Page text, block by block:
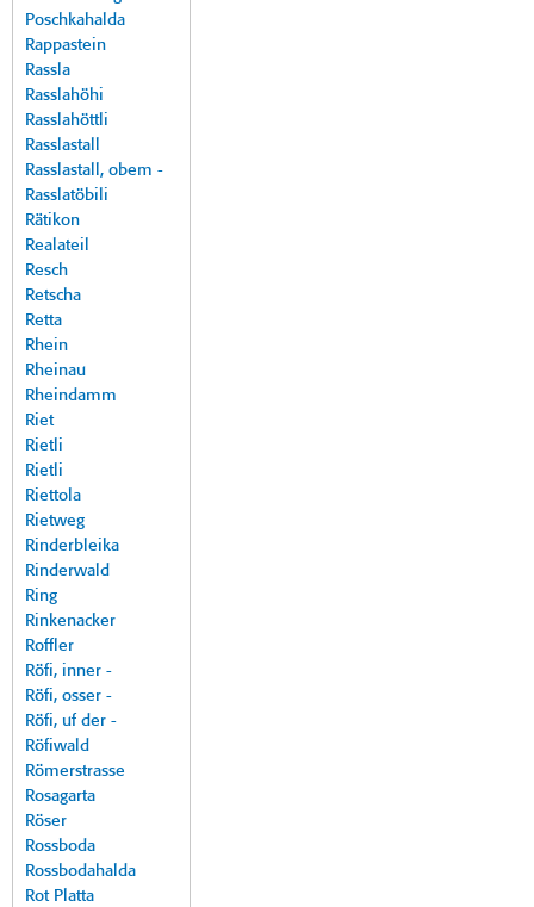
Poschkahalda
Rappastein
Rassla
Rasslahöhi
Rasslahöttli
Rasslastall
Rasslastall, obem -
Rasslatöbili
Rätikon
Realateil
Resch
Retscha
Retta
Rhein
Rheinau
Rheindamm
Riet
Rietli
Rietli
Riettola
Rietweg
Rinderbleika
Rinderwald
Ring
Rinkenacker
Roffler
Röfi, inner -
Röfi, osser -
Röfi, uf der -
Röfiwald
Römerstrasse
Rosagarta
Röser
Rossboda
Rossbodahalda
Rot Platta